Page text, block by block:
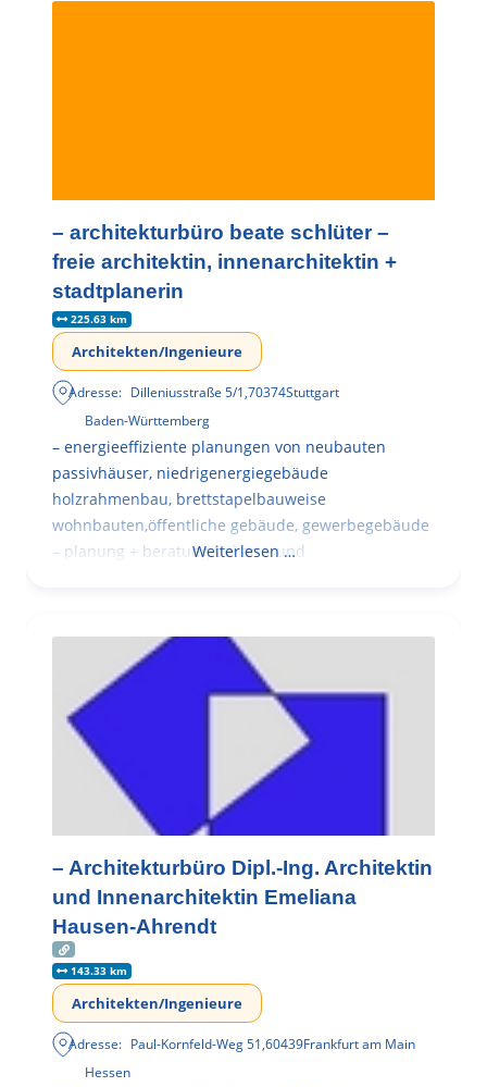
– architekturbüro beate schlüter –
freie architektin, innenarchitektin +
stadtplanerin
225.63 km
Architekten/Ingenieure
Adresse: Dilleniusstraße 5/1,70374Stuttgart
Baden-Württemberg
– energieeffiziente planungen von neubauten
passivhäuser, niedrigenergiegebäude
holzrahmenbau, brettstapelbauweise
wohnbauten,öffentliche gebäude, gewerbegebäude
– planung + beratung bei an – und
Weiterlesen …
– Architekturbüro Dipl.-Ing. Architektin
und Innenarchitektin Emeliana
Hausen-Ahrendt
143.33 km
Architekten/Ingenieure
Adresse: Paul-Kornfeld-Weg 51,60439Frankfurt am Main
Hessen